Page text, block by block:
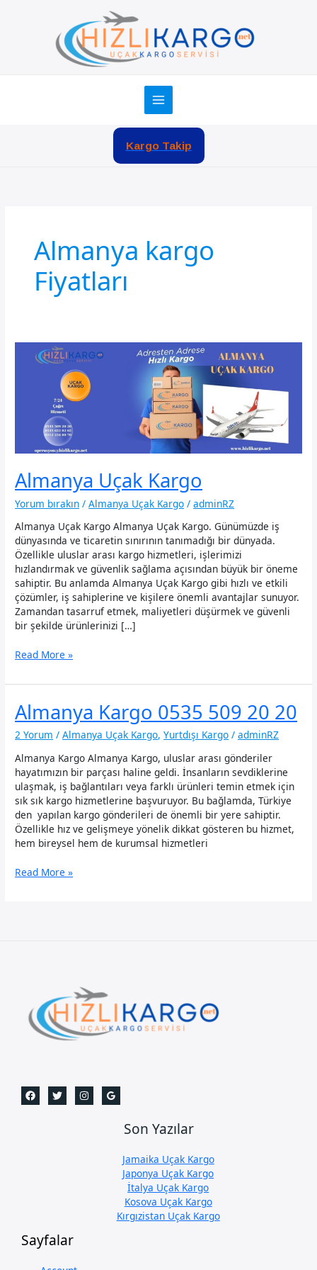
Kargo Takip
Almanya kargo
Fiyatları
Almanya Uçak Kargo
Yorum bırakın /Almanya Uçak Kargo /adminRZ
Almanya Uçak Kargo Almanya Uçak Kargo. Günümüzde iş
dünyasında ve ticaretin sınırının tanımadığı bir dünyada.
Özellikle uluslar arası kargo hizmetleri, işlerimizi
hızlandırmak ve güvenlik sağlama açısından büyük bir öneme
sahiptir. Bu anlamda Almanya Uçak Kargo gibi hızlı ve etkili
çözümler, iş sahiplerine ve kişilere önemli avantajlar sunuyor.
Zamandan tasarruf etmek, maliyetleri düşürmek ve güvenli
bir şekilde ürünlerinizi […]
Almanya
Kargo
Read More »
Almanya Kargo 0535 509 20 20
2 Yorum /Almanya Uçak Kargo,Yurtdışı Kargo /adminRZ
Almanya Kargo Almanya Kargo, uluslar arası gönderiler
hayatımızın bir parçası haline geldi. İnsanların sevdiklerine
ulaşmak, iş bağlantıları veya farklı ürünleri temin etmek için
sık sık kargo hizmetlerine başvuruyor. Bu bağlamda, Türkiye
den yapılan kargo gönderileri de önemli bir yere sahiptir.
Özellikle hız ve gelişmeye yönelik dikkat gösteren bu hizmet,
hem bireysel hem de kurumsal hizmetleri
Almanya
Read More »
Son Yazılar
Jamaika Uçak Kargo
Japonya Uçak Kargo
İtalya Uçak Kargo
Kosova Uçak Kargo
Kırgızistan Uçak Kargo
Sayfalar